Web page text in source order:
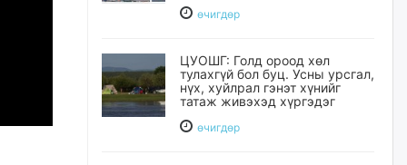
өчигдѳр
ЦУОШГ: Голд ороод хөл
тулахгүй бол буц. Усны урсгал,
нүх, хуйлрал гэнэт хүнийг
татаж живэхэд хүргэдэг
өчигдѳр